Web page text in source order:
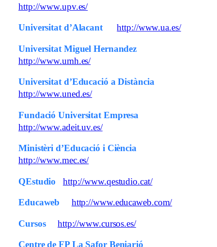
http://www.upv.es/
Universitat d’Alacant http://www.ua.es/
Universitat Miguel Hernandez
http://www.umh.es/
Universitat d’Educació a Distància
http://www.uned.es/
Fundació Universitat Empresa
http://www.adeit.uv.es/
Ministèri d’Educació i Ciència
http://www.mec.es/
QEstudio http://www.qestudio.cat/
Educaweb http://www.educaweb.com/
Cursos http://www.cursos.es/
Centre de FP La Safor Beniarjó